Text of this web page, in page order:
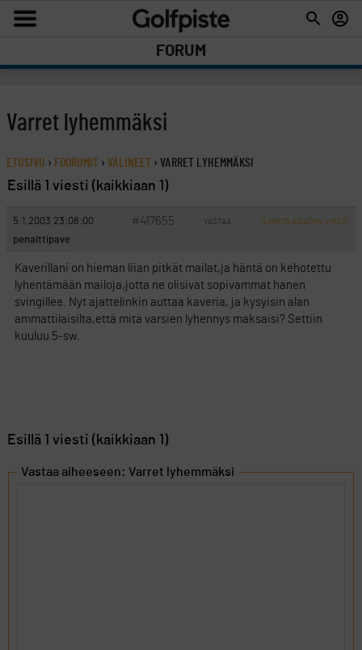
FORUM
Varret lyhemmäksi
ETUSIVU › FOORUMIT › VÄLINEET › VARRET LYHEMMÄKSI
Esillä 1 viesti (kaikkiaan 1)
5.1.2003 23:06:00 #417655 VASTAA ILMOITA ASIATON VIESTI
penalttipave
Kaverillani on hieman liian pitkät mailat,ja häntä on kehotettu
lyhentämään mailoja,jotta ne olisivat sopivammat hanen
svingillee. Nyt ajattelinkin auttaa kaveria, ja kysyisin alan
ammattilaisilta,että mitä varsien lyhennys maksaisi? Settiin
kuuluu 5-sw.
Esillä 1 viesti (kaikkiaan 1)
Vastaa aiheeseen: Varret lyhemmäksi